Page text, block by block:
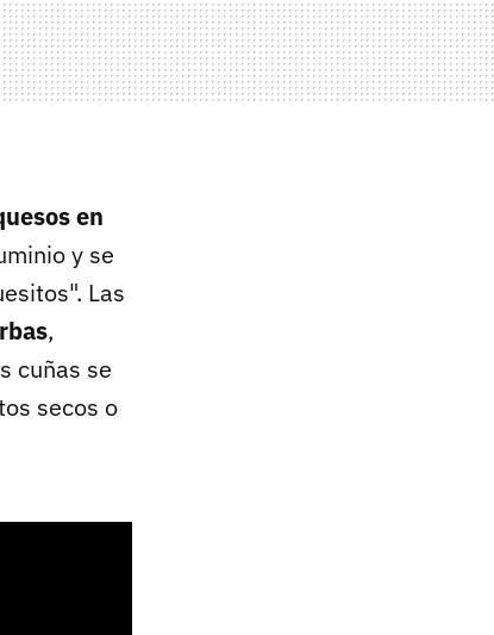
en
y se
Las
,
cuñas se
secos o